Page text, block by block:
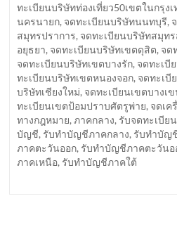
ทะเบียนบริษัทท่องเที่ยว50เขตในกรุงเ
นครนายก, จดทะเบียนบริษัทนนทบุรี,
สมุทรปราการ, จดทะเบียนบริษัทสมุท
อยุธยา, จดทะเบียนบริษัทเขตดุสิต, จด
จดทะเบียนบริษัทเขตบางรัก, จดทะเบี
ทะเบียนบริษัทเขตหนองจอก, จดทะเบี
บริษัทเชียงใหม่, จดทะเบียนเขตบางเ
ทะเบียนเขตป้อมปราบศัตรูพ่าย, จดเค
ทางกฎหมาย,ภาคกลาง, รับจดทะเบีย
บัญชี, รับทำบัญชีภาคกลาง, รับทำบัญ
ภาคตะวันออก, รับทำบัญชีภาคตะวันอ
ภาคเหนือ, รับทำบัญชีภาคใต้